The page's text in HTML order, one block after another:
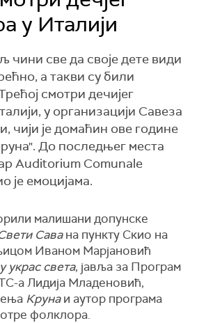
у Италији
чини све да своје дете види
а такви су били
смотри дечијег
у организацији Савеза
чији је домаћин ове године
До последњег места
Auditorium Comunale
је емоцијама.
малишани допунске
Савана пункту Скио на
Иваном Марјановић
украс света, јавља за Програм
а Лидија Младеновић,
Крунаи аутор програма
фолклора.